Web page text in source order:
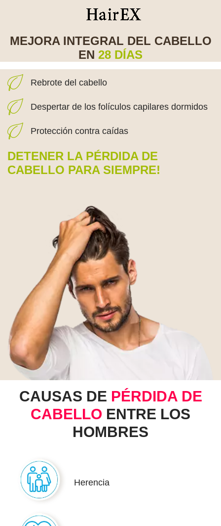
MEJORA INTEGRAL DEL CABELLO
EN 28 DÍAS
Rebrote del cabello
Despertar de los folículos capilares dormidos
Protección contra caídas
DETENER LA PÉRDIDA DE
CABELLO PARA SIEMPRE!
CAUSAS DE PÉRDIDA DE
CABELLO ENTRE LOS
HOMBRES
Herencia